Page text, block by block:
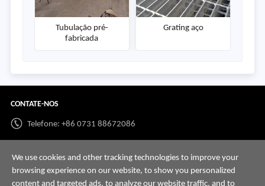
Tubulação pré-
fabricada
Grating aço
CONTATE-NOS
Telefone: +86 0731 88672086
E-mail:info@hnssd.com
We use cookies and other tracking technologies to improve your
browsing experience on our website, to show you personalized
content and targeted ads, to analyze our website traffic, and to